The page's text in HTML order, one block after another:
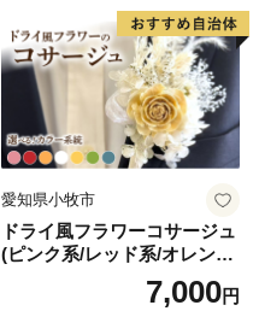
愛知県小牧市
ドライ風フラワーコサージュ
(ピンク系/レッド系/オレンジ
系/ホワイト系/イエロー系/グ
リーン系/ブルー系）7,000円